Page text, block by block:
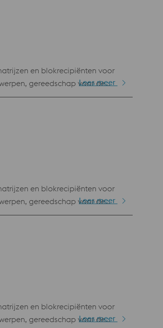
en blokrecipiënten voor
gereedschap voor de
voor mallen,
Lees meer
en blokrecipiënten voor
gereedschap voor de
voor mallen,
Lees meer
en blokrecipiënten voor
gereedschap voor de
Lees meer